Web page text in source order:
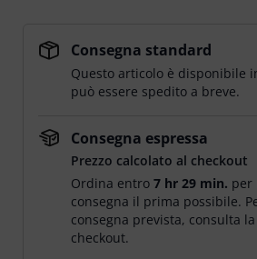
Consegna standard
Questo articolo è disponibile
può essere spedito a breve.
Consegna espressa
Prezzo calcolato al checkout
Ordina entro7 hr 29 min. per
consegna il prima possibile.
consegna prevista, consulta
checkout.